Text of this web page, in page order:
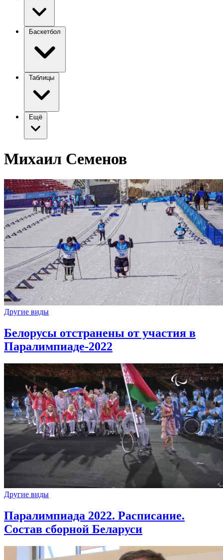
Баскетбол
Таблицы
Ещё
Михаил Семенов
Другие виды
Белорусы отстранены от участия в
Паралимпиаде-2022
Другие виды
Паралимпиада 2022. Расписание.
Состав сборной Беларуси